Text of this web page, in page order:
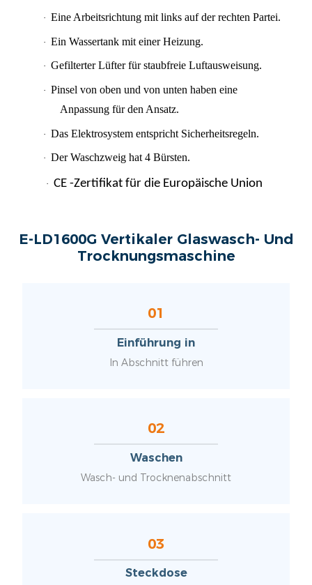
· Eine Arbeitsrichtung mit links auf der rechten Partei.
· Ein Wassertank mit einer Heizung.
· Gefilterter Lüfter für staubfreie Luftausweisung.
· Pinsel von oben und von unten haben eine
Anpassung für den Ansatz.
· Das Elektrosystem entspricht Sicherheitsregeln.
· Der Waschzweig hat 4 Bürsten.
· CE -Zertifikat für die Europäische Union
E-LD1600G Vertikaler Glaswasch- Und
Trocknungsmaschine
01
Einführung in
In Abschnitt führen
02
Waschen
Wasch- und Trocknenabschnitt
03
Steckdose